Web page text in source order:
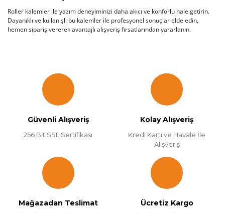
Roller kalemler ile yazım deneyiminizi daha akıcı ve konforlu hale getirin.
Dayanıklı ve kullanışlı bu kalemler ile profesyonel sonuçlar elde edin,
hemen sipariş vererek avantajlı alışveriş fırsatlarından yararlanın.
Güvenli Alışveriş
256 Bit SSL Sertifikası
Kolay Alışveriş
Kredi Kartı ve Havale İle
Alışveriş
Mağazadan Teslimat Ücretiz Kargo